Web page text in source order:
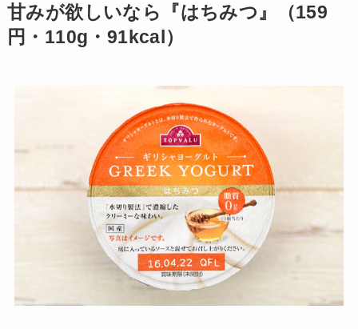
甘みが欲しいなら『はちみつ』（159
円・110g・91kcal）